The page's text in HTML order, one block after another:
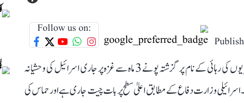
Follow us on:
تل ابیب: حماس کے ذریعے یرغمال بنائے گئے شہریوں کی رہائی کے نام پر گزشتہ پونے 3 ماہ سے غزہ پر جاری اسرائیل کی وحشیانہ
اسرائیلی وزارت دفاع کے مطابق اعلیٰ سطح پر بات چیت جاری ہے اور حماس کی